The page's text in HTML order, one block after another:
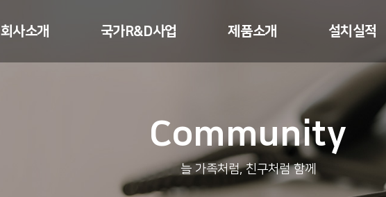
회사소개 국가R&D사업
등기교부기
드론스테이션
제품소개
스마트우편함
세대 / 미니창고
전자사물함
설치실적
무인택배함
전자사물함
무인세탁함
냉장픽업박스
Community
늘 가족처럼, 친구처럼 함께